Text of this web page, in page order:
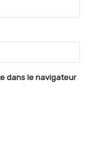
dans le navigateur